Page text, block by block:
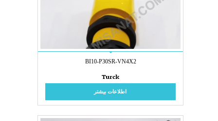
BI10-P30SR-VN4X2
Turck
اطلاعات بیشتر